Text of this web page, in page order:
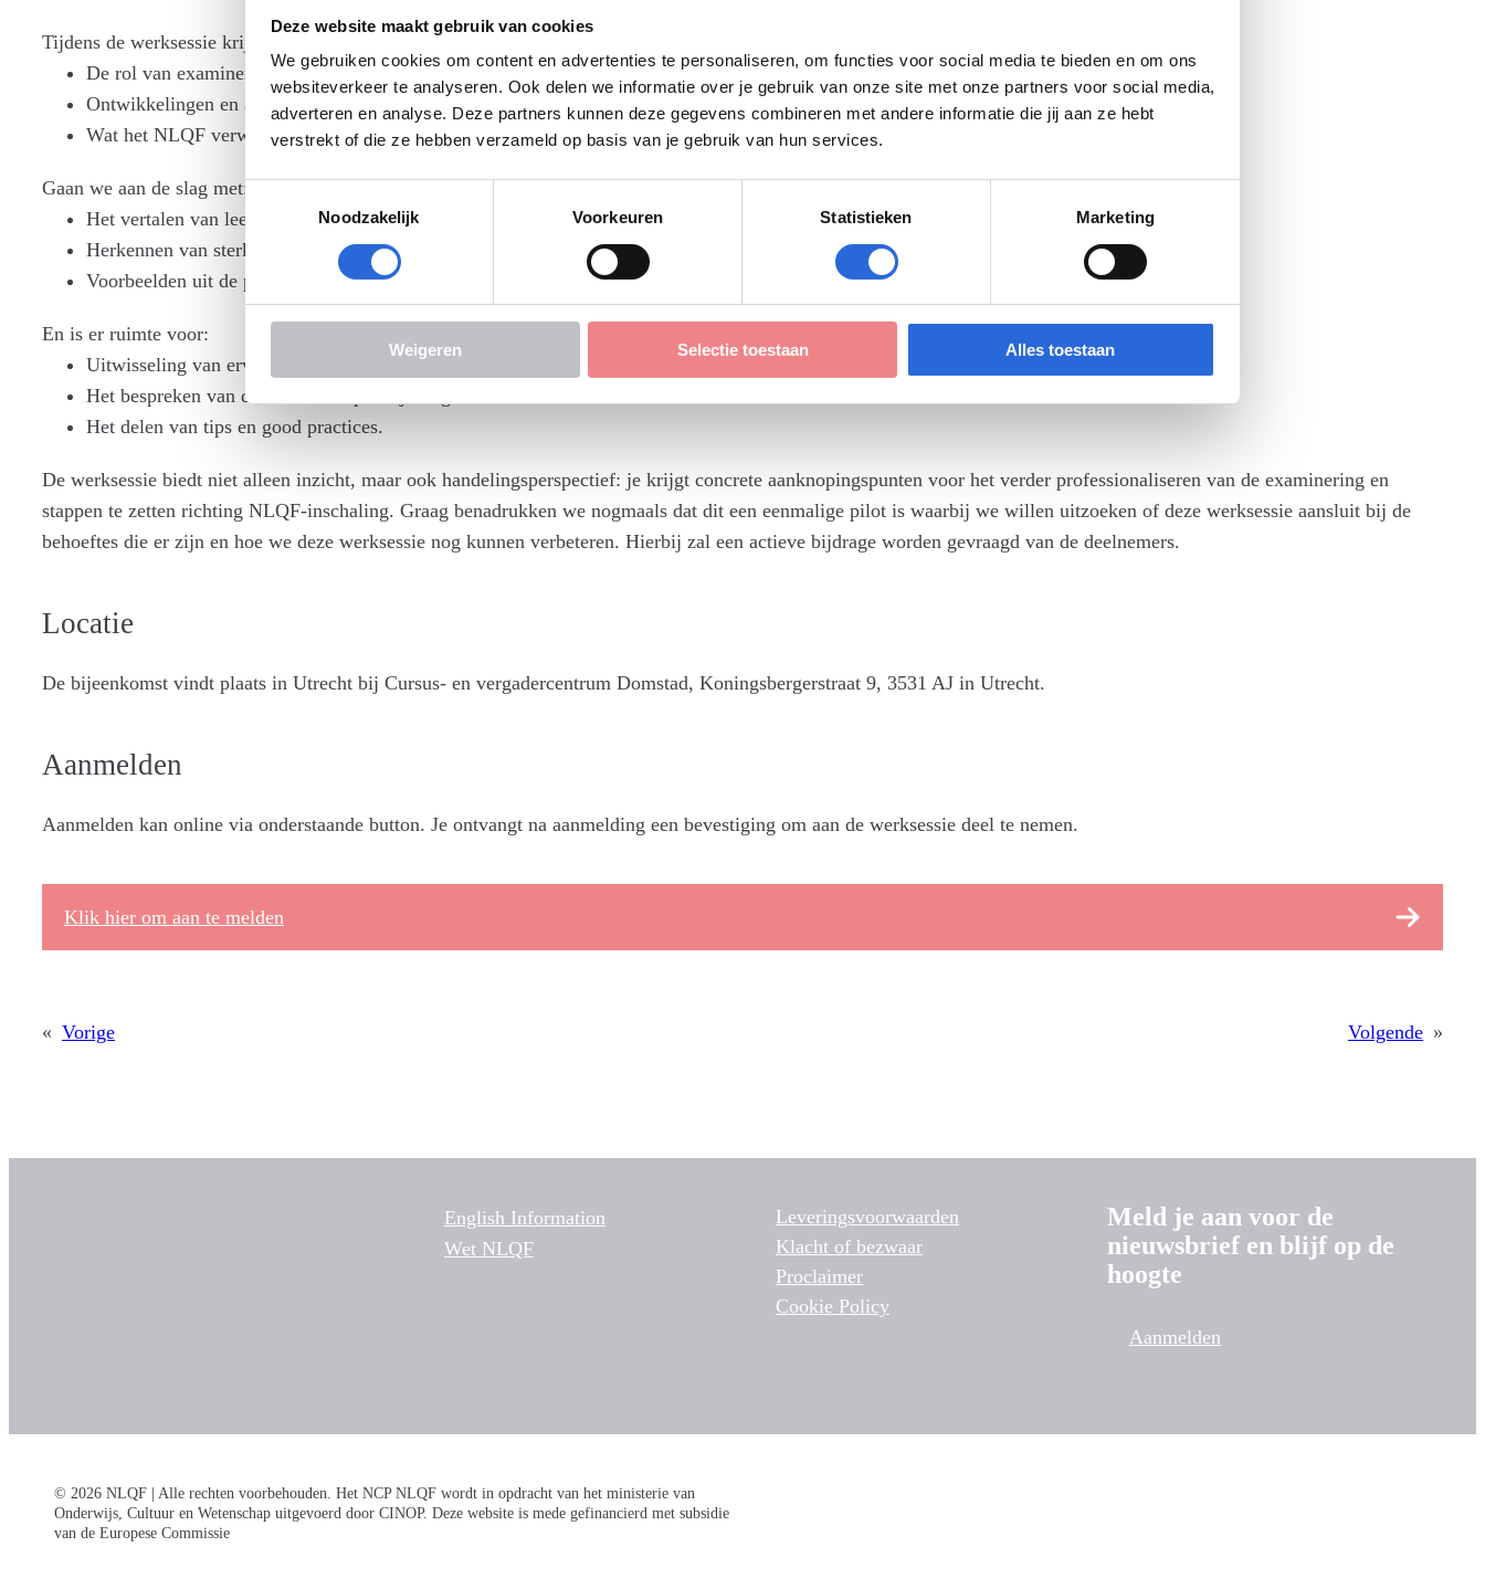
Deze website maakt gebruik van cookies
We gebruiken cookies om content en advertenties te personaliseren, om functies voor social media te bieden en om ons
websiteverkeer te analyseren. Ook delen we informatie over je gebruik van onze site met onze partners voor social media,
adverteren en analyse. Deze partners kunnen deze gegevens combineren met andere informatie die jij aan ze hebt
verstrekt of die ze hebben verzameld op basis van je gebruik van hun services.
Toestemmingsselectie
Noodzakelijk
Voorkeuren Statistieken Marketing
Weigeren Selectie toestaan Alles toestaan
Tijdens de werksessie krijg je inzicht in:
De rol van examinering binnen een NLQF-inschaling.
Ontwikkelingen en aandachtspunten rondom toetsen in het non-formele onderwijs.
Wat het NLQF verwacht op het gebied van een onafhankelijke beoordeling.
Gaan we aan de slag met:
Het vertalen van leeruitkomsten naar passende beoordelingsvormen.
Herkennen van sterke en kwetsbare punten in je eigen examenpraktijk.
Voorbeelden uit de praktijk van NLQF-inschalingen.
En is er ruimte voor:
Uitwisseling van ervaringen tussen opleiders.
Het bespreken van dilemma’s en praktijkvragen.
Het delen van tips en good practices.
De werksessie biedt niet alleen inzicht, maar ook handelingsperspectief: je krijgt concrete aanknopingspunten voor het verder professionaliseren van de examinering en
stappen te zetten richting NLQF-inschaling. Graag benadrukken we nogmaals dat dit een eenmalige pilot is waarbij we willen uitzoeken of deze werksessie aansluit bij de
behoeftes die er zijn en hoe we deze werksessie nog kunnen verbeteren. Hierbij zal een actieve bijdrage worden gevraagd van de deelnemers.
Locatie
De bijeenkomst vindt plaats in Utrecht bij Cursus- en vergadercentrum Domstad, Koningsbergerstraat 9, 3531 AJ in Utrecht.
Aanmelden
Aanmelden kan online via onderstaande button. Je ontvangt na aanmelding een bevestiging om aan de werksessie deel te nemen.
Klik hier om aan te melden
« Vorige Volgende »
English Information
Wet NLQF
Leveringsvoorwaarden
Klacht of bezwaar
Proclaimer
Cookie Policy
Meld je aan voor de
nieuwsbrief en blijf op de
hoogte
Aanmelden
© 2026 NLQF | Alle rechten voorbehouden. Het NCP NLQF wordt in opdracht van het ministerie van
Onderwijs, Cultuur en Wetenschap uitgevoerd door CINOP. Deze website is mede gefinancierd met subsidie
van de Europese Commissie